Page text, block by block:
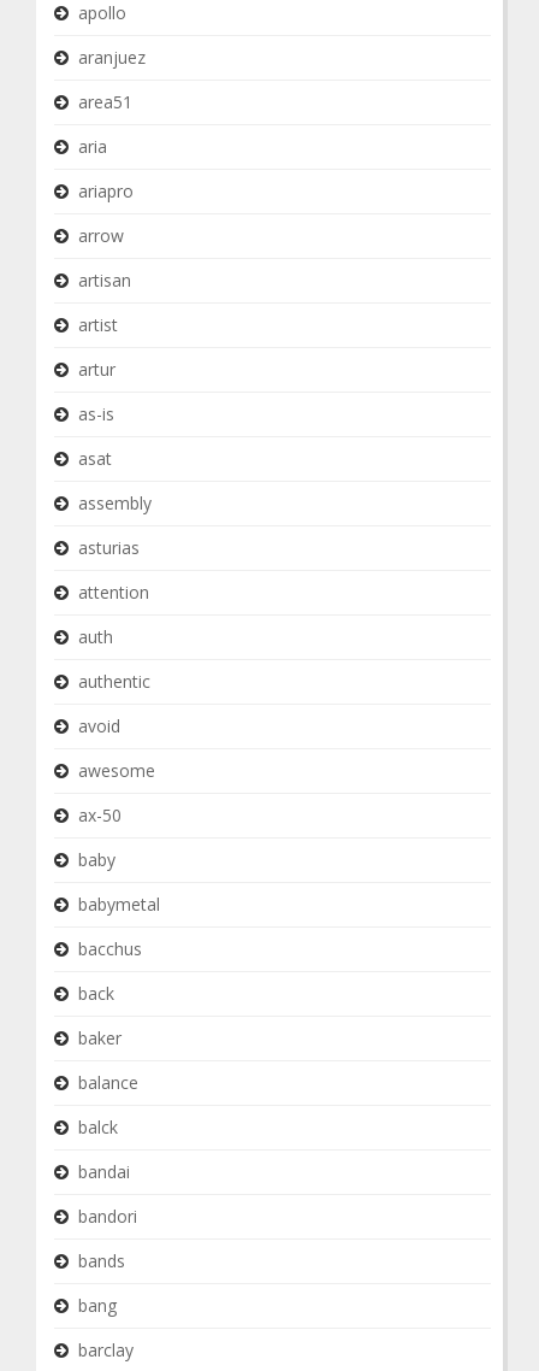
apollo
aranjuez
area51
aria
ariapro
arrow
artisan
artist
artur
as-is
asat
assembly
asturias
attention
auth
authentic
avoid
awesome
ax-50
baby
babymetal
bacchus
back
baker
balance
balck
bandai
bandori
bands
bang
barclay